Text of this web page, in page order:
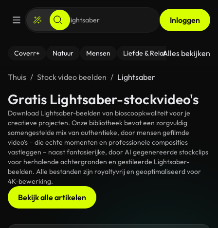
Inloggen
Coverr+ Natuur Mensen Liefde & Relaties - Fitness
Alles bekijken
Thuis Stock video beelden Lightsaber
Gratis Lightsaber-stockvideo's
Download Lightsaber-beelden van bioscoopkwaliteit voor je
creatieve projecten. Onze bibliotheek bevat een zorgvuldig
samengestelde mix van authentieke, door mensen gefilmde
video's – die echte momenten en professionele composities
vastleggen – naast fantasierijke, door AI gegenereerde stockclips
voor herhalende achtergronden en gestileerde Lightsaber-
beelden. Alle bestanden zijn royaltyvrij en geoptimaliseerd voor
4K-bewerking.
Bekijk alle artikelen